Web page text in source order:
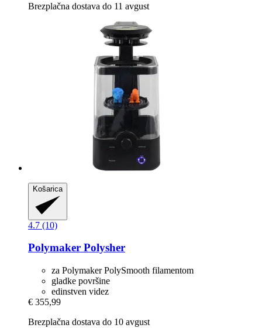
Brezplačna dostava do 11 avgust
Košarica
4.7 (10)
Polymaker Polysher
za Polymaker PolySmooth filamentom
gladke površine
edinstven videz
€ 355,99
Brezplačna dostava do 10 avgust